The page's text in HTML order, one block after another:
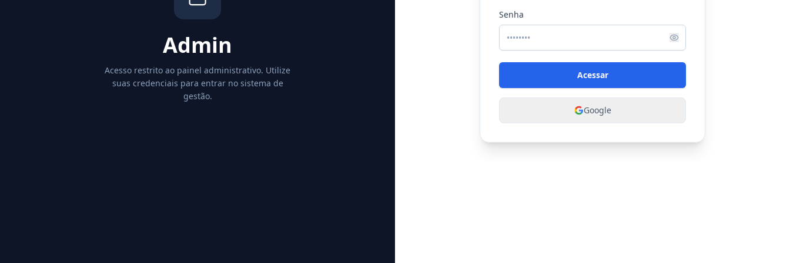
Admin
Acesso restrito ao painel administrativo. Utilize
suas credenciais para entrar no sistema de
gestão.
Senha
Acessar
Google